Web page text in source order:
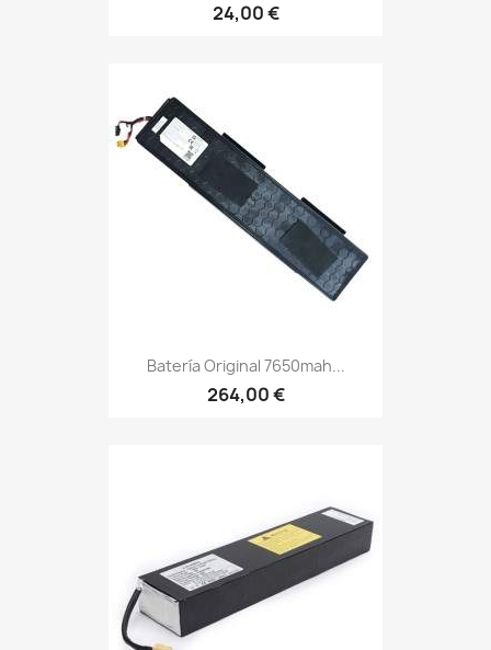
24,00 €
Batería Original 7650mah...
264,00 €